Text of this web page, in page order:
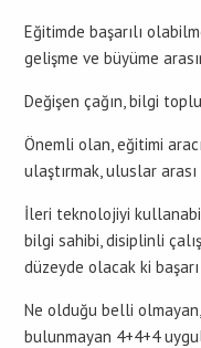
Eğitimde başarılı
gelişme ve büyüme
Değişen çağın, bilgi
Önemli olan, eğitimi
ulaştırmak, uluslar
İleri teknolojiyi
bilgi sahibi, disiplinli
düzeyde olacak ki
Ne olduğu belli
bulunmayan 4+4+4